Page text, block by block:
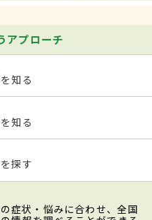
アプローチ
を知る
を知る
を探す
症状・悩みに合わせ、全国